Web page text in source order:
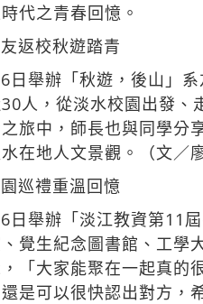
代之青春回憶。
返校秋遊踏青
日舉辦「秋遊，後山」
人，從淡水校園出發、
旅中，師長也與同學分
在地人文景觀。（文／
巡禮重溫回憶
日舉辦「淡江教資第11
覺生紀念圖書館、工學
「大家能聚在一起真的
是可以很快認出對方，